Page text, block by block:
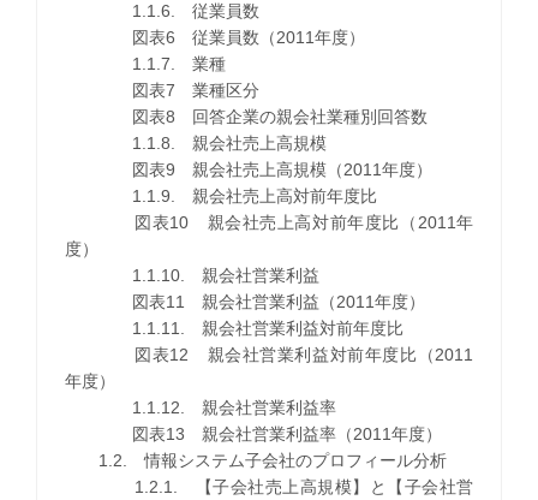
1.1.6. 従業員数
図表6 従業員数（2011年度）
1.1.7. 業種
図表7 業種区分
図表8 回答企業の親会社業種別回答数
1.1.8. 親会社売上高規模
図表9 親会社売上高規模（2011年度）
1.1.9. 親会社売上高対前年度比
図表10 親会社売上高対前年度比（2011年
度）
1.1.10. 親会社営業利益
図表11 親会社営業利益（2011年度）
1.1.11. 親会社営業利益対前年度比
図表12 親会社営業利益対前年度比（2011
年度）
1.1.12. 親会社営業利益率
図表13 親会社営業利益率（2011年度）
1.2. 情報システム子会社のプロフィール分析
1.2.1. 【子会社売上高規模】と【子会社営